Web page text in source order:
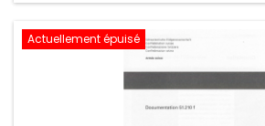
Actuellement épuisé